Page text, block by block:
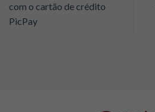
com o cartão de crédito
PicPay